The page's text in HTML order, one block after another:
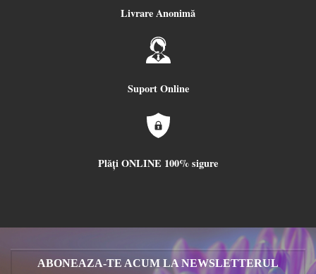
Livrare Anonimă
Suport Online
Plăți ONLINE 100% sigure
ABONEAZA-TE ACUM LA NEWSLETTERUL